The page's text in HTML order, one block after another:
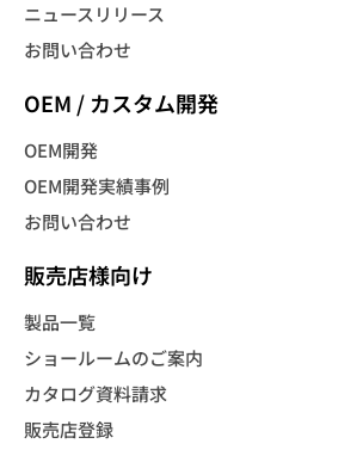
ニュースリリース
お問い合わせ
OEM / カスタム開発
OEM開発
OEM開発実績事例
お問い合わせ
販売店様向け
製品一覧
ショールームのご案内
カタログ資料請求
販売店登録